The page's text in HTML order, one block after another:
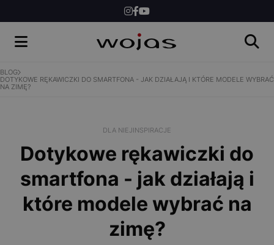
NEWS
SKLEP
BLOG
DOTYKOWE RĘKAWICZKI DO SMARTFONA - JAK DZIAŁAJĄ I KTÓRE MODELE WYBRAĆ
NA ZIMĘ?
DLA NIEJINSPIRACJE
Dotykowe rękawiczki do
smartfona - jak działają i
które modele wybrać na
zimę?